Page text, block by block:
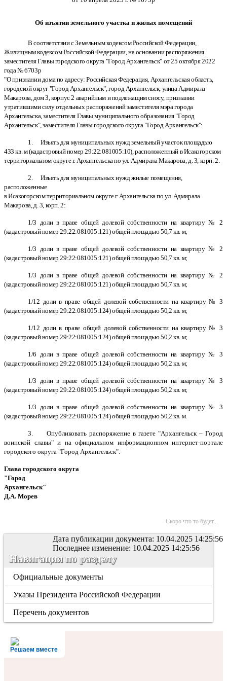
Об изъятии земельного участка и жилых помещений
В соответствии с Земельным кодексом Российской Федерации,
Жилищным кодексом Российской Федерации, на основании распоряжения
заместителя Главы городского округа "Город Архангельск" от 25 октября 2022
года № 6703р
"О признании дома по адресу: Российская Федерация, Архангельская область,
городской округ "Город Архангельск", город Архангельск, улица Адмирала
Макарова, дом 3, корпус 2 аварийным и подлежащим сносу, признании
утратившими силу отдельных распоряжений заместителя мэра города
Архангельска, заместителя Главы муниципального образования "Город
Архангельск", заместителя Главы городского округа "Город Архангельск":
1. Изъять для муниципальных нужд земельный участок площадью
433 кв. м (кадастровый номер 29:22:081005:10), расположенный в Исакогорском
территориальном округе г. Архангельска по ул. Адмирала Макарова, д. 3, корп. 2.
2. Изъять для муниципальных нужд жилые помещения,
расположенные
в Исакогорском территориальном округе г. Архангельска по ул. Адмирала
Макарова, д. 3, корп. 2:
1/3 доли в праве общей долевой собственности на квартиру № 2
(кадастровый номер 29:22:081005:121) общей площадью 50,7 кв. м;
1/3 доли в праве общей долевой собственности на квартиру № 2
(кадастровый номер 29:22:081005:121) общей площадью 50,7 кв. м;
1/3 доли в праве общей долевой собственности на квартиру № 2
(кадастровый номер 29:22:081005:121) общей площадью 50,7 кв. м;
1/12 доли в праве общей долевой собственности на квартиру № 3
(кадастровый номер 29:22:081005:124) общей площадью 50,2 кв. м;
1/12 доли в праве общей долевой собственности на квартиру № 3
(кадастровый номер 29:22:081005:124) общей площадью 50,2 кв. м;
1/6 доли в праве общей долевой собственности на квартиру № 3
(кадастровый номер 29:22:081005:124) общей площадью 50,2 кв. м;
1/3 доли в праве общей долевой собственности на квартиру № 3
(кадастровый номер 29:22:081005:124) общей площадью 50,2 кв. м;
1/3 доли в праве общей долевой собственности на квартиру № 3
(кадастровый номер 29:22:081005:124) общей площадью 50,2 кв. м.
3. Опубликовать распоряжение в газете "Архангельск – Город
воинской славы" и на официальном информационном интернет-портале
городского округа "Город Архангельск".
Глава городского округа
"Город
Архангельск"
Д.А. Морев
Скоро что то будет...
Дата публикации документа: 10.04.2025 14:25:56
Последнее изменение: 10.04.2025 14:25:56
Навигация по разделу
Официальные документы
Указы Президента Российской Федерации
Перечень документов
Решаем вместе